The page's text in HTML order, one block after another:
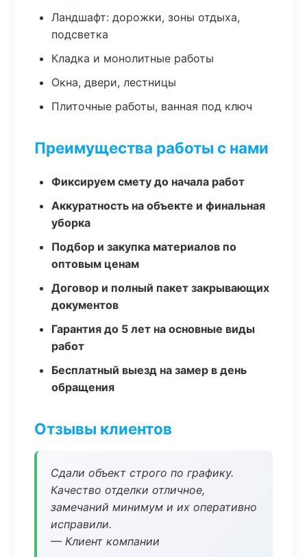
Ландшафт: дорожки, зоны отдыха,
подсветка
Кладка и монолитные работы
Окна, двери, лестницы
Плиточные работы, ванная под ключ
Преимущества работы с нами
Фиксируем смету до начала работ
Аккуратность на объекте и финальная
уборка
Подбор и закупка материалов по
оптовым ценам
Договор и полный пакет закрывающих
документов
Гарантия до 5 лет на основные виды
работ
Бесплатный выезд на замер в день
обращения
Отзывы клиентов
Сдали объект строго по графику.
Качество отделки отличное,
замечаний минимум и их оперативно
исправили.
— Клиент компании